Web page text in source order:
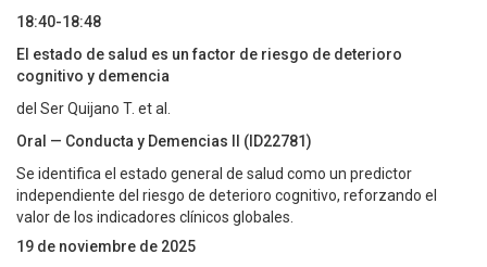
18:40-18:48
El estado de salud es un factor de riesgo de deterioro
cognitivo y demencia
del Ser Quijano T. et al.
Oral — Conducta y Demencias II (ID22781)
Se identifica el estado general de salud como un predictor
independiente del riesgo de deterioro cognitivo, reforzando el
valor de los indicadores clínicos globales.
19 de noviembre de 2025